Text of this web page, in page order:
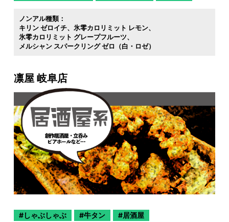
ノンアル種類：
キリン ゼロイチ
氷零カロリミット レモン
氷零カロリミット グレープフルーツ
メルシャン スパークリング ゼロ（白・ロゼ）
凛屋 岐阜店
しゃぶしゃぶ 牛タン 居酒屋